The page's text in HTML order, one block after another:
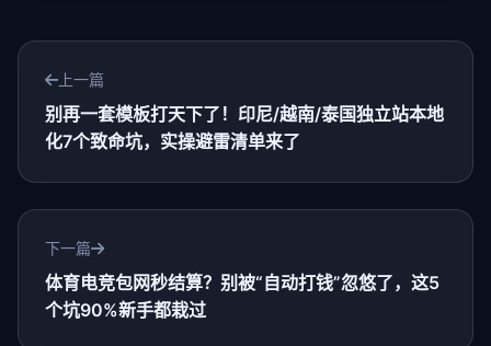
上一篇
别再一套模板打天下了！印尼/越南/泰国独立站本地
化7个致命坑，实操避雷清单来了
下一篇
体育电竞包网秒结算？别被“自动打钱”忽悠了，这5
个坑90%新手都栽过